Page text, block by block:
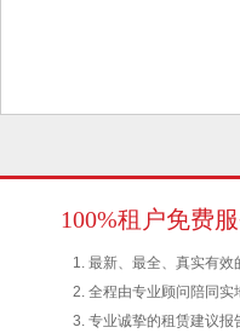
100%租户免费
1. 最新、最全、真实有效
2. 全程由专业顾问陪同实
3. 专业诚挚的租赁建议报